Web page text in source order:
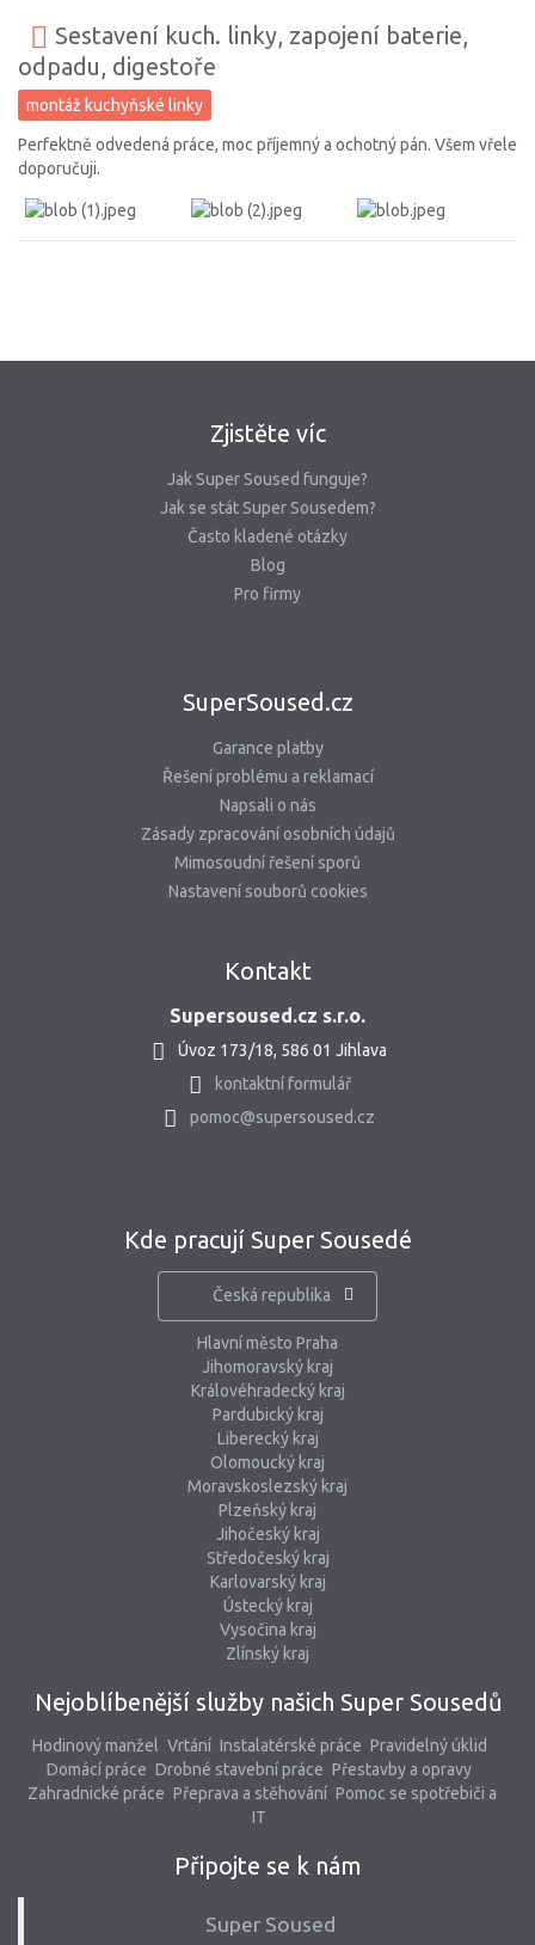
Sestavení kuch. linky, zapojení baterie,
odpadu, digestoře
montáž kuchyňské linky
Perfektně odvedená práce, moc příjemný a ochotný pán. Všem vřele
doporučuji.
Zjistěte víc
Jak Super Soused funguje?
Jak se stát Super Sousedem?
Často kladené otázky
Blog
Pro firmy
SuperSoused.cz
Garance platby
Řešení problému a reklamací
Napsali o nás
Zásady zpracování osobních údajů
Mimosoudní řešení sporů
Nastavení souborů cookies
Kontakt
Supersoused.cz s.r.o.
Úvoz 173/18, 586 01 Jihlava
kontaktní formulář
pomoc@supersoused.cz
Kde pracují Super Sousedé
Česká republika
Hlavní město Praha
Jihomoravský kraj
Královéhradecký kraj
Pardubický kraj
Liberecký kraj
Olomoucký kraj
Moravskoslezský kraj
Plzeňský kraj
Jihočeský kraj
Středočeský kraj
Karlovarský kraj
Ústecký kraj
Vysočina kraj
Zlínský kraj
Nejoblíbenější služby našich Super Sousedů
Hodinový manžel Vrtání Instalatérské práce Pravidelný úklid
Domácí práce Drobné stavební práce Přestavby a opravy
Zahradnické práce Přeprava a stěhování Pomoc se spotřebiči a
IT
Připojte se k nám
Super Soused